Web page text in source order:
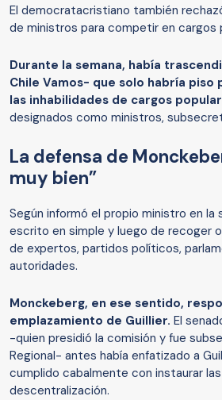
El democratacristiano también
de ministros para competir en cargos
Durante la semana, había
Chile Vamos- que solo habría
las inhabilidades de cargos
designados como ministros,
La defensa de
muy bien”
Según informó el propio ministro en la
escrito en simple y luego de recoger
de expertos, partidos políticos,
autoridades.
Monckeberg, en ese sentido,
emplazamiento de Guillier. El
-quien presidió la comisión y fue
Regional- antes había enfatizado a
cumplido cabalmente con instaurar
descentralización.